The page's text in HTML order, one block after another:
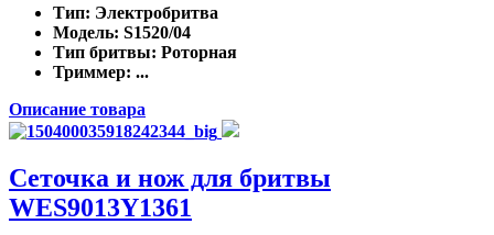
Тип: Электробритва
Модель: S1520/04
Тип бритвы: Роторная
Триммер: ...
Описание товара
Сеточка и нож для бритвы
WES9013Y1361